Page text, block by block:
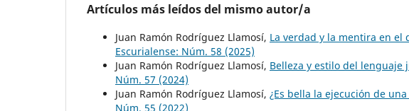
Artículos más leídos del mismo autor/a
Juan Ramón Rodríguez Llamosí, La verdad y la mentira en el
Escurialense: Núm. 58 (2025)
Juan Ramón Rodríguez Llamosí, Belleza y estilo del lenguaje
Núm. 57 (2024)
Juan Ramón Rodríguez Llamosí, ¿Es bella la ejecución de
Núm. 55 (2022)